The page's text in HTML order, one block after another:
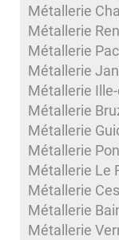
Métallerie
Métallerie
Métallerie
Métallerie
Métallerie
Métallerie
Métallerie
Métallerie
Métallerie Le
Métallerie
Métallerie
Métallerie